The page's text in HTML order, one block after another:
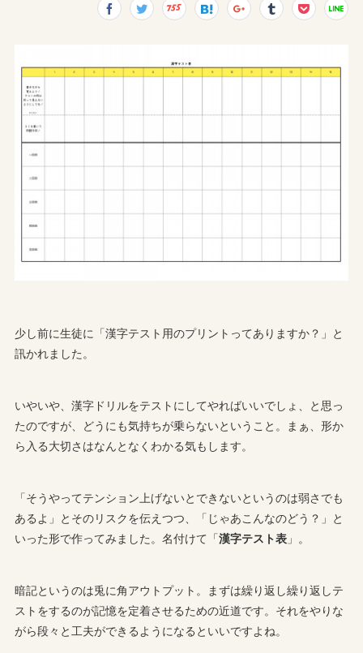
少し前に生徒に「漢字テスト用のプリントってありますか？」と
訊かれました。
いやいや、漢字ドリルをテストにしてやればいいでしょ、と思っ
たのですが、どうにも気持ちが乗らないということ。まぁ、形か
ら入る大切さはなんとなくわかる気もします。
「そうやってテンション上げないとできないというのは弱さでも
あるよ」とそのリスクを伝えつつ、「じゃあこんなのどう？」と
いった形で作ってみました。名付けて「漢字テスト表 」。
暗記というのは兎に角アウトプット。まずは繰り返し繰り返しテ
ストをするのが記憶を定着させるための近道です。それをやりな
がら段々と工夫ができるようになるといいですよね。